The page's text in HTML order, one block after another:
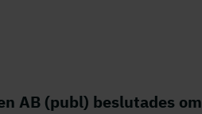
AB (publ) beslutades om